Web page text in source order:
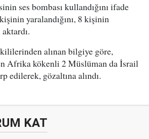
ses bombası kullandığını ifade
yaralandığını, 8 kişinin
aktardı.
alınan bilgiye göre,
Afrika kökenli 2 Müslüman da İsrail
edilerek, gözaltına alındı.
KAT